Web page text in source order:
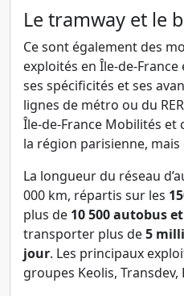
Le tramway et le
Ce sont également des
exploités en Île-de-
ses spécificités et ses
lignes de métro ou du
Île-de-France Mobilités
la région parisienne,
La longueur du réseau
000 km, répartis sur les
plus de 10 500 autobus
transporter plus de5
jour. Les principaux
groupes Keolis, Transdev,